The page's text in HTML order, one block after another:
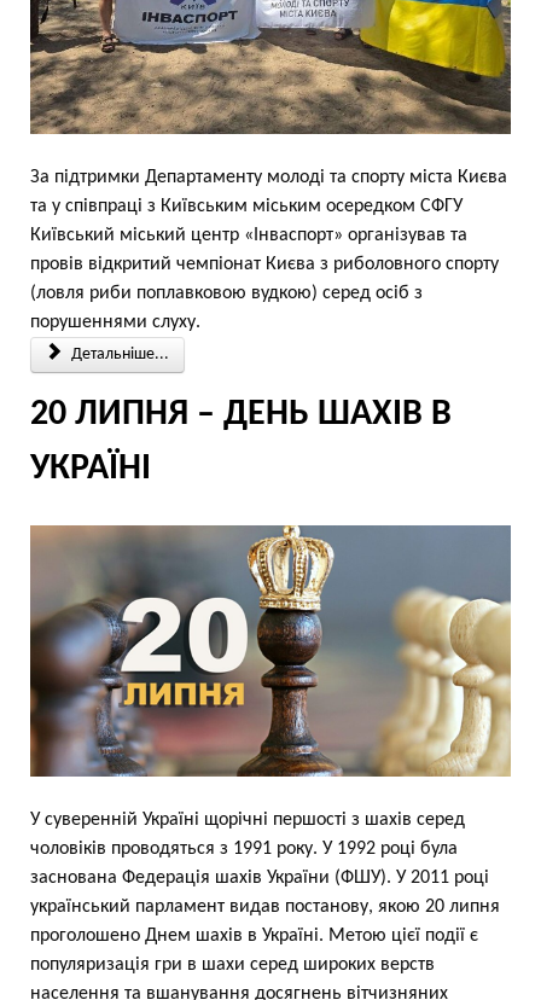
За підтримки Департаменту молоді та спорту міста Києва
та у співпраці з Київським міським осередком СФГУ
Київський міський центр «Інваспорт» організував та
провів відкритий чемпіонат Києва з риболовного спорту
(ловля риби поплавковою вудкою) серед осіб з
порушеннями слуху.
Детальніше...
20 ЛИПНЯ – ДЕНЬ ШАХІВ В
УКРАЇНІ
У суверенній Україні щорічні першості з шахів серед
чоловіків проводяться з 1991 року. У 1992 році була
заснована Федерація шахів України (ФШУ). У 2011 році
український парламент видав постанову, якою 20 липня
проголошено Днем шахів в Україні. Метою цієї події є
популяризація гри в шахи серед широких верств
населення та вшанування досягнень вітчизняних